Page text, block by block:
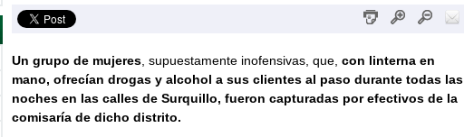
Un grupo de mujeres, supuestamente inofensivas, que, con linterna en
mano, ofrecían drogas y alcohol a sus clientes al paso durante todas las
noches en las calles de Surquillo, fueron capturadas por efectivos de la
comisaría de dicho distrito.